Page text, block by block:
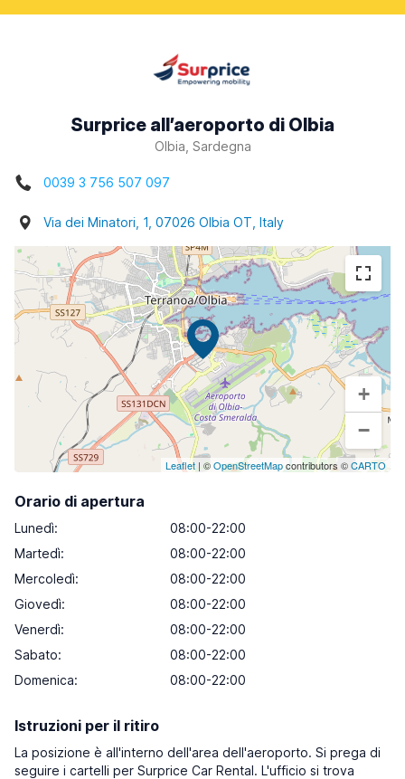
Surprice all’aeroporto di Olbia
Olbia, Sardegna
0039 3 756 507 097
Via dei Minatori, 1, 07026 Olbia OT, Italy
+
−
Leaflet | ©OpenStreetMapcontributors ©CARTO
Orario di apertura
Lunedì:
08:00-22:00
Martedì:
08:00-22:00
Mercoledì:
08:00-22:00
Giovedì:
08:00-22:00
Venerdì:
08:00-22:00
Sabato:
08:00-22:00
Domenica: 08:00-22:00
Istruzioni per il ritiro
La posizione è all'interno dell'area dell'aeroporto. Si prega di
seguire i cartelli per Surprice Car Rental. L'ufficio si trova